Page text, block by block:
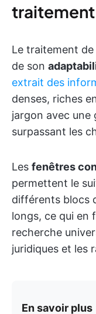
Le traitement
de son
extrait des
denses, riches
jargon avec une
surpassant les
Les fenêtres
permettent le
différents blocs
longs, ce qui en
recherche
juridiques et les
En savoir plus